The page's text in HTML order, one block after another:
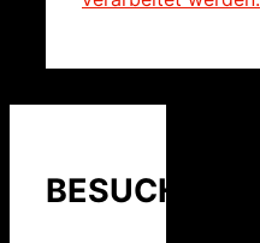
BESUCHER